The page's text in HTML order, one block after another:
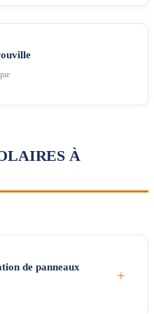
À
de panneaux
+